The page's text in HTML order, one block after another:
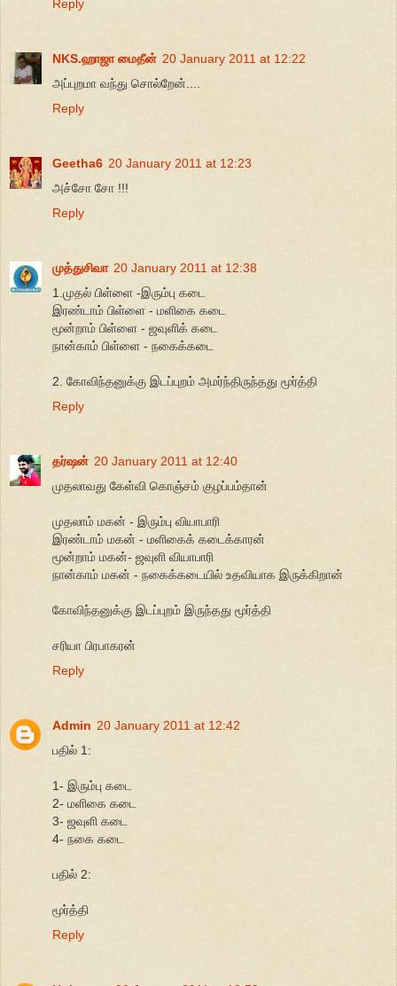
Reply
NKS.ஹாஜா மைதீன் 20 January 2011 at 12:22
அப்புறமா வந்து சொல்றேன்....
Reply
Geetha6 20 January 2011 at 12:23
அச்சோ சோ !!!
Reply
முத்துசிவா 20 January 2011 at 12:38
1.முதல் பிள்ளை -இரும்பு கடை
இரண்டாம் பிள்ளை - மளிகை கடை
மூன்றாம் பிள்ளை - ஜவுளிக் கடை
நான்காம் பிள்ளை - நகைக்கடை
2. கோவிந்தனுக்கு இடப்புறம் அமர்ந்திருந்தது மூர்த்தி
Reply
தர்ஷன் 20 January 2011 at 12:40
முதலாவது கேள்வி கொஞ்சம் குழப்பம்தான்
முதலாம் மகன் - இரும்பு வியாபாரி
இரண்டாம் மகன் - மளிகைக் கடைக்காரன்
மூன்றாம் மகன்- ஜவுளி வியாபாரி
நான்காம் மகன் - நகைக்கடையில் உதவியாக இருக்கிறான்
கோவிந்தனுக்கு இடப்புறம் இருந்தது மூர்த்தி
சரியா பிரபாகரன்
Reply
Admin 20 January 2011 at 12:42
பதில் 1:
1- இரும்பு கடை
2- மளிகை கடை
3- ஜவுளி கடை
4- நகை கடை
பதில் 2:
மூர்த்தி
Reply